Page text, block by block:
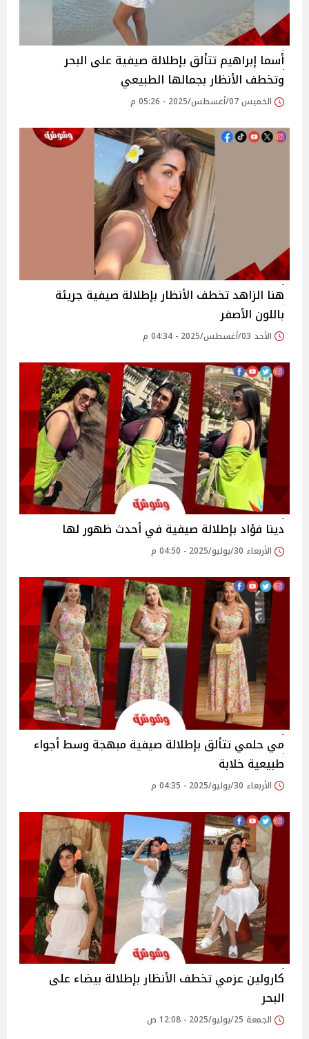
أسما إبراهيم تتألق بإطلالة صيفية على البحر
وتخطف الأنظار بجمالها الطبيعي
الخميس 07/أغسطس/2025 - 05:26 م
هنا الزاهد تخطف الأنظار بإطلالة صيفية جريئة
باللون الأصفر
الأحد 03/أغسطس/2025 - 04:34 م
دينا فؤاد بإطلالة صيفية في أحدث ظهور لها
الأربعاء 30/يوليو/2025 - 04:50 م
مي حلمي تتألق بإطلالة صيفية مبهجة وسط أجواء
طبيعية خلابة
الأربعاء 30/يوليو/2025 - 04:35 م
كارولين عزمي تخطف الأنظار بإطلالة بيضاء على
البحر
الجمعة 25/يوليو/2025 - 12:08 ص